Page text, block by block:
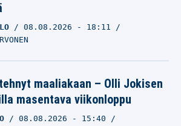
08.08.2026 - 18:11
maaliakaan – Olli Jokisen
masentava viikonloppu
08.08.2026 - 15:40